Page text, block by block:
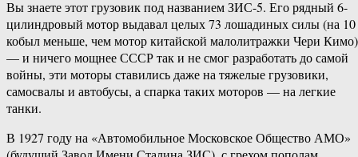
Вы знаете этот грузовик под названием ЗИС-5. Его рядный 6-
цилиндровый мотор выдавал целых 73 лошадиных силы (на 10
кобыл меньше, чем мотор китайской малолитражки Чери Кимо)
— и ничего мощнее СССР так и не смог разработать до самой
войны, эти моторы ставились даже на тяжелые грузовики,
самосвалы и автобусы, а спарка таких моторов — на легкие
танки.
В 1927 году на «Автомобильное Московское Общество АМО»